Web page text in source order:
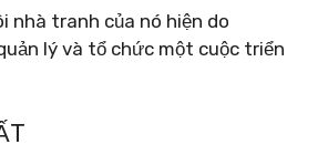
nhà tranh của nó hiện do
lý và tổ chức một cuộc triển